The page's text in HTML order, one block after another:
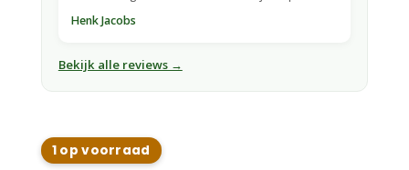
Henk Jacobs
Bekijk alle reviews →
1 op voorraad